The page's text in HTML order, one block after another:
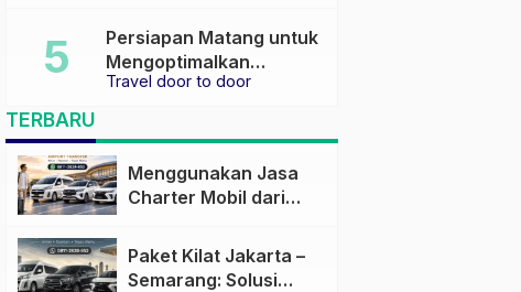
Travel door to door
Persiapan Matang untuk
Mengoptimalkan
Pengalaman Travel
TERBARU
Menggunakan Jasa
Charter Mobil dari
Nyaman dan Fleksibel
Paket Kilat Jakarta –
Semarang: Solusi